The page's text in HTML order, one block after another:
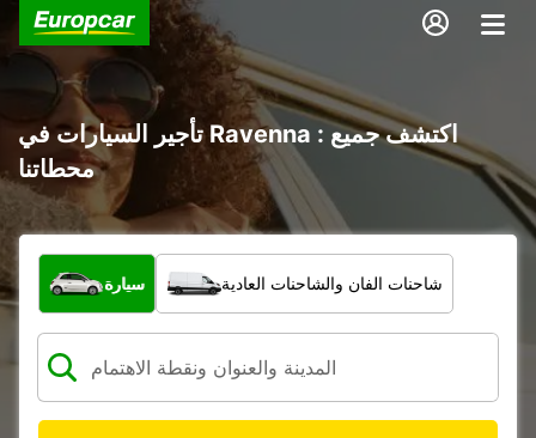
تأجير السيارات في Ravenna : اكتشف جميع
محطاتنا
ما نوع المركبة؟
سيارة شاحنات الفان والشاحنات العادية